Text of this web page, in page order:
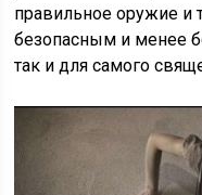
правильное оружие и
безопасным и менее
так и для самого